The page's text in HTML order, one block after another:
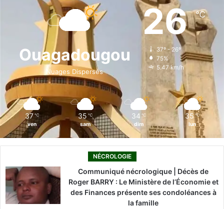
e
b
o
k
i
n
t
a
g
r
T
o
k
Ouagadougou
Nuages Dispersés
26℃
37º - 26º
75%
5.47 km/h
37 ℃
ven
35 ℃
sam
34 ℃
dim
35 ℃
lun
NÉCROLOGIE
Communiqué nécrologique | Décès de
Roger BARRY : Le Ministère de l’Économie et
des Finances présente ses condoléances à
la famille